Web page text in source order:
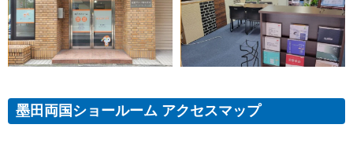
墨田両国ショールーム アクセスマップ